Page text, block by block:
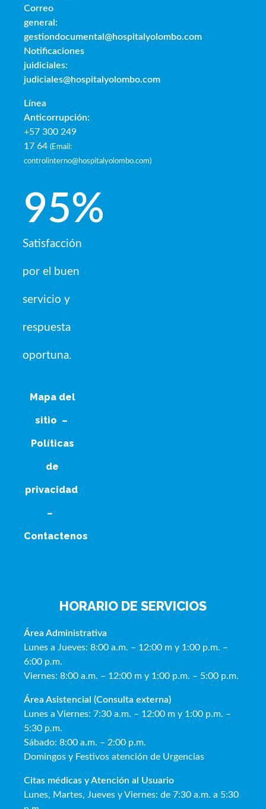
Correo
general:
gestiondocumental@hospitalyolombo.com
Notificaciones
juidiciales:
judiciales@hospitalyolombo.com
Línea
Anticorrupción:
+57 300 249
17 64 (Email:
controlinterno@hospitalyolombo.com)
Satisfacción
por el buen
servicio y
respuesta
oportuna.
95%
Mapa del
sitio –
Políticas
de
privacidad
–
Contactenos
HORARIO DE SERVICIOS
Área Administrativa
Lunes a Jueves: 8:00 a.m. – 12:00 m y 1:00 p.m. –
6:00 p.m.
Viernes: 8:00 a.m. – 12:00 m y 1:00 p.m. – 5:00 p.m.
Área Asistencial (Consulta externa)
Lunes a Viernes: 7:30 a.m. – 12:00 m y 1:00 p.m. –
5:30 p.m.
Sábado: 8:00 a.m. – 2:00 p.m.
Domingos y Festivos atención de Urgencias
Citas médicas y Atención al Usuario
Lunes, Martes, Jueves y Viernes: de 7:30 a.m. a 5:30